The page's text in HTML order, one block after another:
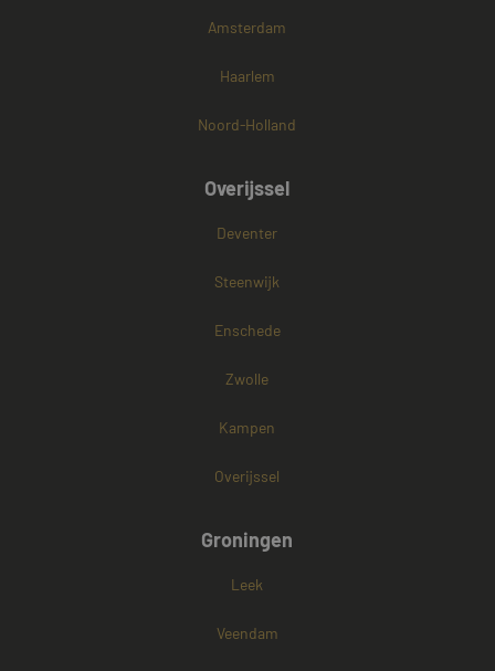
Amsterdam
Haarlem
Noord-Holland
Overijssel
Deventer
Steenwijk
Enschede
Zwolle
Kampen
Overijssel
Groningen
Leek
Veendam